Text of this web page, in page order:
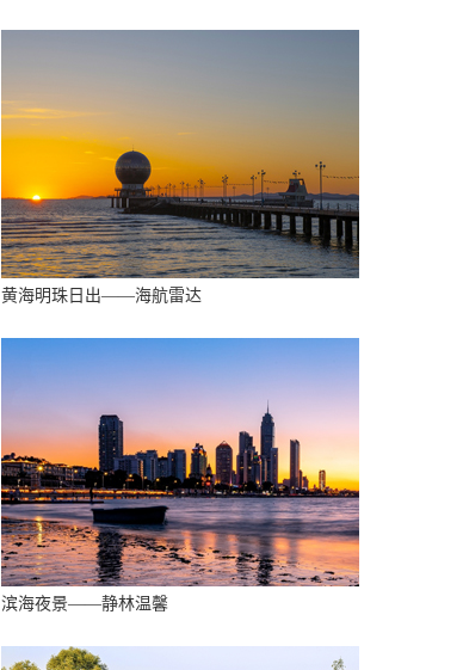
黄海明珠日出——海航雷达
滨海夜景——静林温馨